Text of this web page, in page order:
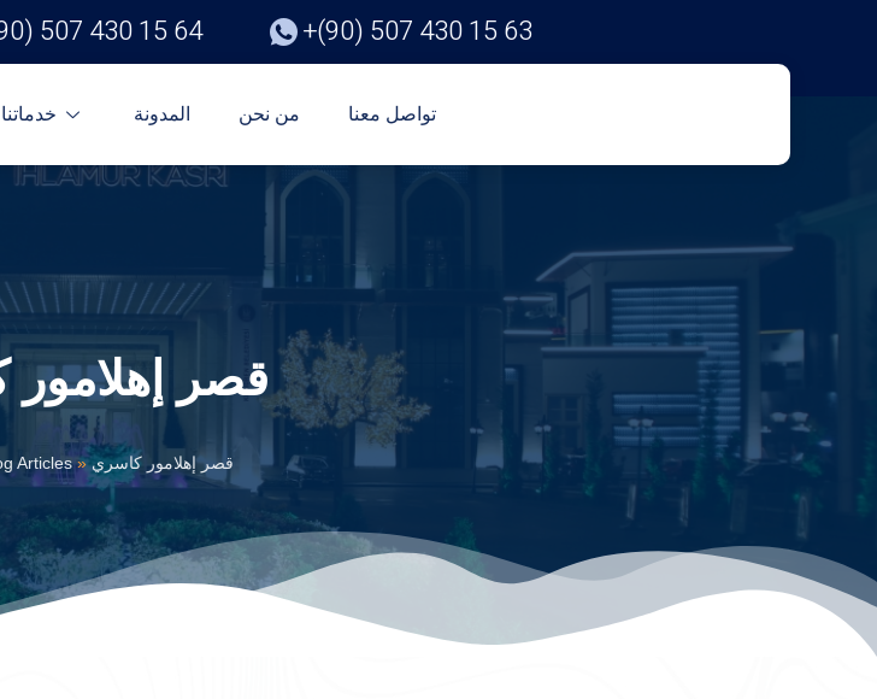
507 430 15 64 +(90) 507 430 15 63
خدماتنا المدونة من نحن تواصل معنا
قصر
Articles»قصر إهلامور كاسري